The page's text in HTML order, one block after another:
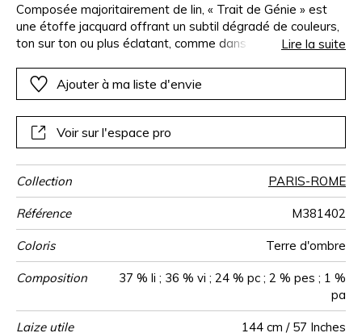
Composée majoritairement de lin, « Trait de Génie » est
une étoffe jacquard offrant un subtil dégradé de couleurs,
ton sur ton ou plus éclatant, comme dans le coloris « Terre
fibres pour lui octroyer gonflant et douceur. Sa chaine
doublée assure résistance et stabilité, pour se prêter
destination du siège, du rideau et d’autres éléments
décoratifs.
Lire la suite
Ajouter à ma liste d'envie
Voir sur l'espace pro
Collection PARIS-ROME
Référence M381402
Coloris Terre d'ombre
Composition
37 % li ; 36 % vi ; 24 % pc ; 2 % pes ; 1 %
pa
Laize utile 144 cm / 57 Inches